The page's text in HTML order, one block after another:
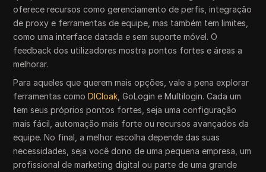
oferece recursos como gerenciamento de perfis, integração
de proxy e ferramentas de equipe, mas também tem limites,
como uma interface datada e sem suporte móvel. O
feedback dos utilizadores mostra pontos fortes e áreas a
melhorar.
Para aqueles que querem mais opções, vale a pena explorar
ferramentas comoDICloak , GoLogin e Multilogin. Cada um
tem seus próprios pontos fortes, seja uma configuração
mais fácil, automação mais forte ou recursos avançados da
equipe. No final, a melhor escolha depende das suas
necessidades, seja você dono de uma pequena empresa, um
profissional de marketing digital ou parte de uma grande